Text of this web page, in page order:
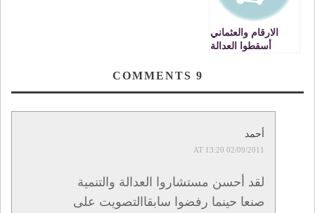
الارقام والعثماني
أسقطوا العدالة
9
أحمد
02/09/2011 AT 13:20
لقد أحسن مستشاروا العدالة والتنمية
صنعا حينما رفضوا سابقاالتصويت على